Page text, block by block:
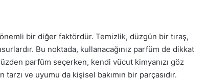
bir diğer faktördür. Temizlik, düzgün bir tıraş,
Bu noktada, kullanacağınız parfüm de dikkat
parfüm seçerken, kendi vücut kimyanızı göz
ve uyumu da kişisel bakımın bir parçasıdır.